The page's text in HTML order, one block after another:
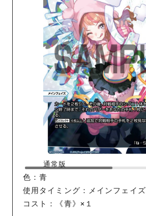
通常版
色：青
使用タイミング：メインフェイズ
コスト：《青》×１